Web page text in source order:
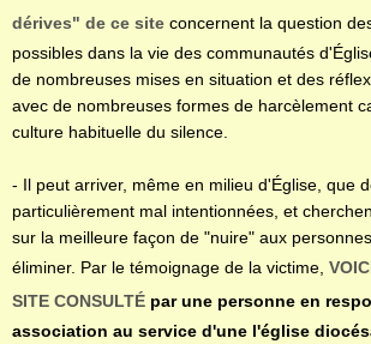
dérives" de ce site concernent la question
possibles dans la vie des communautés
de nombreuses mises en situation et des
avec de nombreuses formes de harcèlement
culture habituelle du silence.
- Il peut arriver, même en milieu d'Église, que
particulièrement mal intentionnées, et
sur la meilleure façon de "nuire" aux
éliminer. Par le témoignage de la victime,
SITE CONSULTÉ par une personne en
association au service d'une l'église